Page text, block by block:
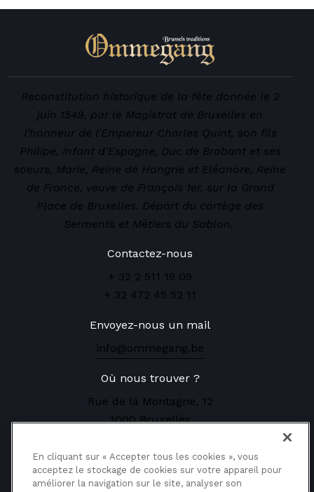
Reconstitution historique de la fête donnée le 2
juin 1549, par le Magistrat de Bruxelles en
l’honneur de l’Empereur Charles Quint, son fils
Philipe, infant d’Espagne, Duc de Brabant et ses
soeurs, Marie, Reine de Hongrie et Eléonore, Reine
de France, veuve de François 1er, sur la Grand
Place de Bruxelles. Départ du cortège des
Serments et Métiers du Sablon.
Contactez-nous
+ 32 2 511 19 09
+ 32 472 45 52 11
Envoyez-nous un mail
info@ommegang.be
Où nous trouver ?
Rue de la Montagne, 12
1000 Bruxelles
Réservez vos places
En cliquant sur « Accepter tous les cookies », vous
acceptez le stockage de cookies sur votre appareil pour
améliorer la navigation sur le site, analyser son